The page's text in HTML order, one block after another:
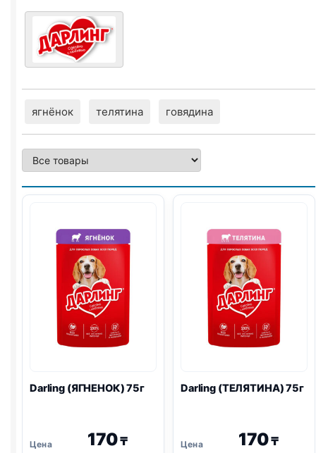
ягнёнок телятина говядина
Darling (ЯГНЕНОК) 75г
170₸
Darling (ТЕЛЯТИНА) 75г
170₸